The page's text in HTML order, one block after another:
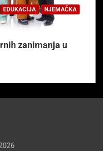
EDUKACIJA
NJEMAČKA
zanimanja u